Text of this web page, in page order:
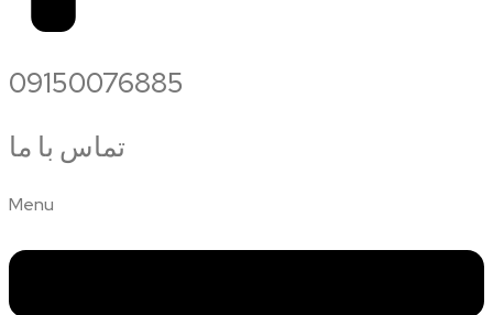
09150076885
تماس با ما
Menu